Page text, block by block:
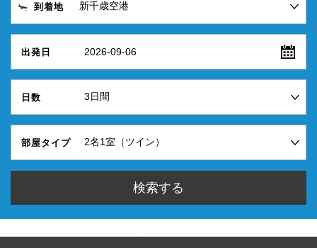
到着地
出発日 2026-09-06
日数
部屋タイプ